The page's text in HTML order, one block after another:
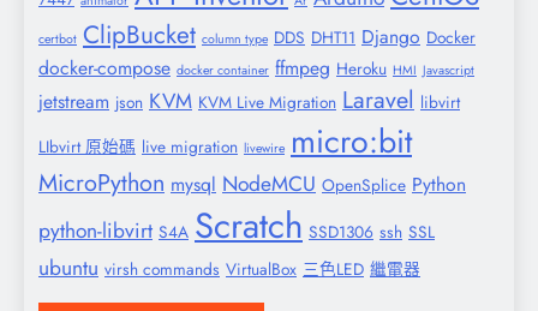
certbot ClipBucket column type DDS DHT11 Django Docker
docker-compose docker container ffmpeg Heroku HMI Javascript
jetstream json KVM KVM Live Migration Laravel libvirt
LIbvirt 原始碼 live migration livewire micro:bit
MicroPython mysql NodeMCU OpenSplice Python
python-libvirt S4A Scratch SSD1306 ssh SSL
ubuntu virsh commands VirtualBox 三色LED 繼電器